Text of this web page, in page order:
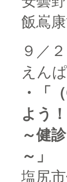
飯嶌
９／
えん
・「
よう！
～健
～」
塩尻